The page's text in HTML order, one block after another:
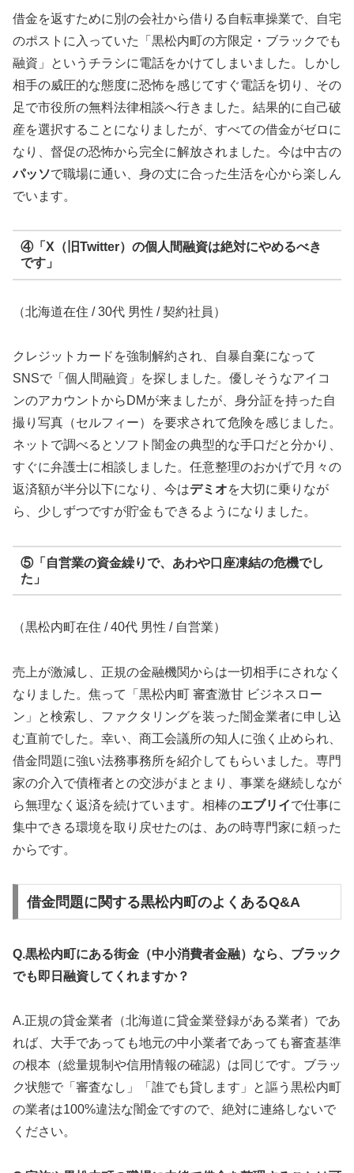
借金を返すために別の会社から借りる自転車操業で、自宅
のポストに入っていた「黒松内町の方限定・ブラックでも
融資」というチラシに電話をかけてしまいました。しかし
相手の威圧的な態度に恐怖を感じてすぐ電話を切り、その
足で市役所の無料法律相談へ行きました。結果的に自己破
産を選択することになりましたが、すべての借金がゼロに
なり、督促の恐怖から完全に解放されました。今は中古の
パッソで職場に通い、身の丈に合った生活を心から楽しん
でいます。
④「X（旧Twitter）の個人間融資は絶対にやめるべき
です」
（北海道在住 / 30代 男性 / 契約社員）
クレジットカードを強制解約され、自暴自棄になって
SNSで「個人間融資」を探しました。優しそうなアイコ
ンのアカウントからDMが来ましたが、身分証を持った自
撮り写真（セルフィー）を要求されて危険を感じました。
ネットで調べるとソフト闇金の典型的な手口だと分かり、
すぐに弁護士に相談しました。任意整理のおかげで月々の
返済額が半分以下になり、今はデミオを大切に乗りなが
ら、少しずつですが貯金もできるようになりました。
⑤「自営業の資金繰りで、あわや口座凍結の危機でし
た」
（黒松内町在住 / 40代 男性 / 自営業）
売上が激減し、正規の金融機関からは一切相手にされなく
なりました。焦って「黒松内町 審査激甘 ビジネスロー
ン」と検索し、ファクタリングを装った闇金業者に申し込
む直前でした。幸い、商工会議所の知人に強く止められ、
借金問題に強い法務事務所を紹介してもらいました。専門
家の介入で債権者との交渉がまとまり、事業を継続しなが
ら無理なく返済を続けています。相棒のエブリイで仕事に
集中できる環境を取り戻せたのは、あの時専門家に頼った
からです。
借金問題に関する黒松内町のよくあるQ&A
Q.黒松内町にある街金（中小消費者金融）なら、ブラック
でも即日融資してくれますか？
A.正規の貸金業者（北海道に貸金業登録がある業者）であ
れば、大手であっても地元の中小業者であっても審査基準
の根本（総量規制や信用情報の確認）は同じです。ブラッ
ク状態で「審査なし」「誰でも貸します」と謳う黒松内町
の業者は100%違法な闇金ですので、絶対に連絡しないで
ください。